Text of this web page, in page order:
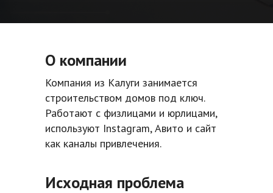
О компании
Компания из Калуги занимается
строительством домов под ключ.
Работают с физлицами и юрлицами,
используют Instagram, Авито и сайт
как каналы привлечения.
Исходная проблема